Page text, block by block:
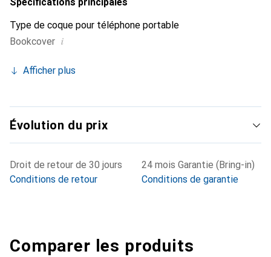
Type de coque pour téléphone portable
Bookcover i
Afficher plus
Évolution du prix
Droit de retour de 30 jours
Conditions de retour
24 mois Garantie (Bring-in)
Conditions de garantie
Comparer les produits